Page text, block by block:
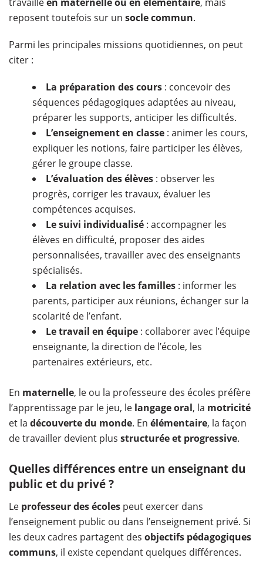
reposent toutefois sur un socle commun.
Parmi les principales missions quotidiennes, on peut
citer :
La préparation des cours : concevoir des
séquences pédagogiques adaptées au niveau,
préparer les supports, anticiper les difficultés.
L’enseignement en classe : animer les cours,
expliquer les notions, faire participer les élèves,
gérer le groupe classe.
L’évaluation des élèves : observer les
progrès, corriger les travaux, évaluer les
compétences acquises.
Le suivi individualisé : accompagner les
élèves en difficulté, proposer des aides
personnalisées, travailler avec des enseignants
spécialisés.
La relation avec les familles : informer les
parents, participer aux réunions, échanger sur la
scolarité de l’enfant.
Le travail en équipe : collaborer avec l’équipe
enseignante, la direction de l’école, les
partenaires extérieurs, etc.
En maternelle, le ou la professeure des écoles préfère
l’apprentissage par le jeu, le langage oral, la motricité
et la découverte du monde. En élémentaire, la façon
de travailler devient plus structurée et progressive.
Quelles différences entre un enseignant du
public et du privé ?
Le professeur des écoles peut exercer dans
l’enseignement public ou dans l’enseignement privé. Si
les deux cadres partagent des objectifs pédagogiques
communs, il existe cependant quelques différences.